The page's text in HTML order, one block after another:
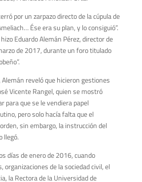
por un zarpazo directo de la cúpula de
Ése era su plan, y lo consiguió”.
Eduardo Alemán Pérez, director de
de 2017, durante un foro titulado
reveló que hicieron gestiones
Vicente Rangel, quien se mostró
para que se le vendiera papel
pero solo hacía falta que el
sin embargo, la instrucción del
llegó.
días de enero de 2016, cuando
organizaciones de la sociedad civil, el
la Rectora de la Universidad de